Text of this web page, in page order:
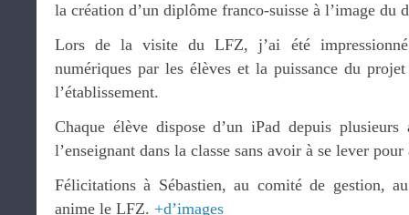
la création d’un diplôme franco-suisse à l’image du
Lors de la visite du LFZ, j’ai été
numériques par les élèves et la puissance du
l’établissement.
Chaque élève dispose d’un iPad depuis plusieurs
l’enseignant dans la classe sans avoir à se lever
Félicitations à Sébastien, au comité de gestion,
anime le LFZ. +d’images